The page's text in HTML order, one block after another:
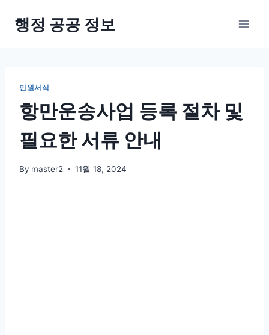
행정 공공 정보
민원서식
항만운송사업 등록 절차 및
필요한 서류 안내
By master2 11월 18, 2024